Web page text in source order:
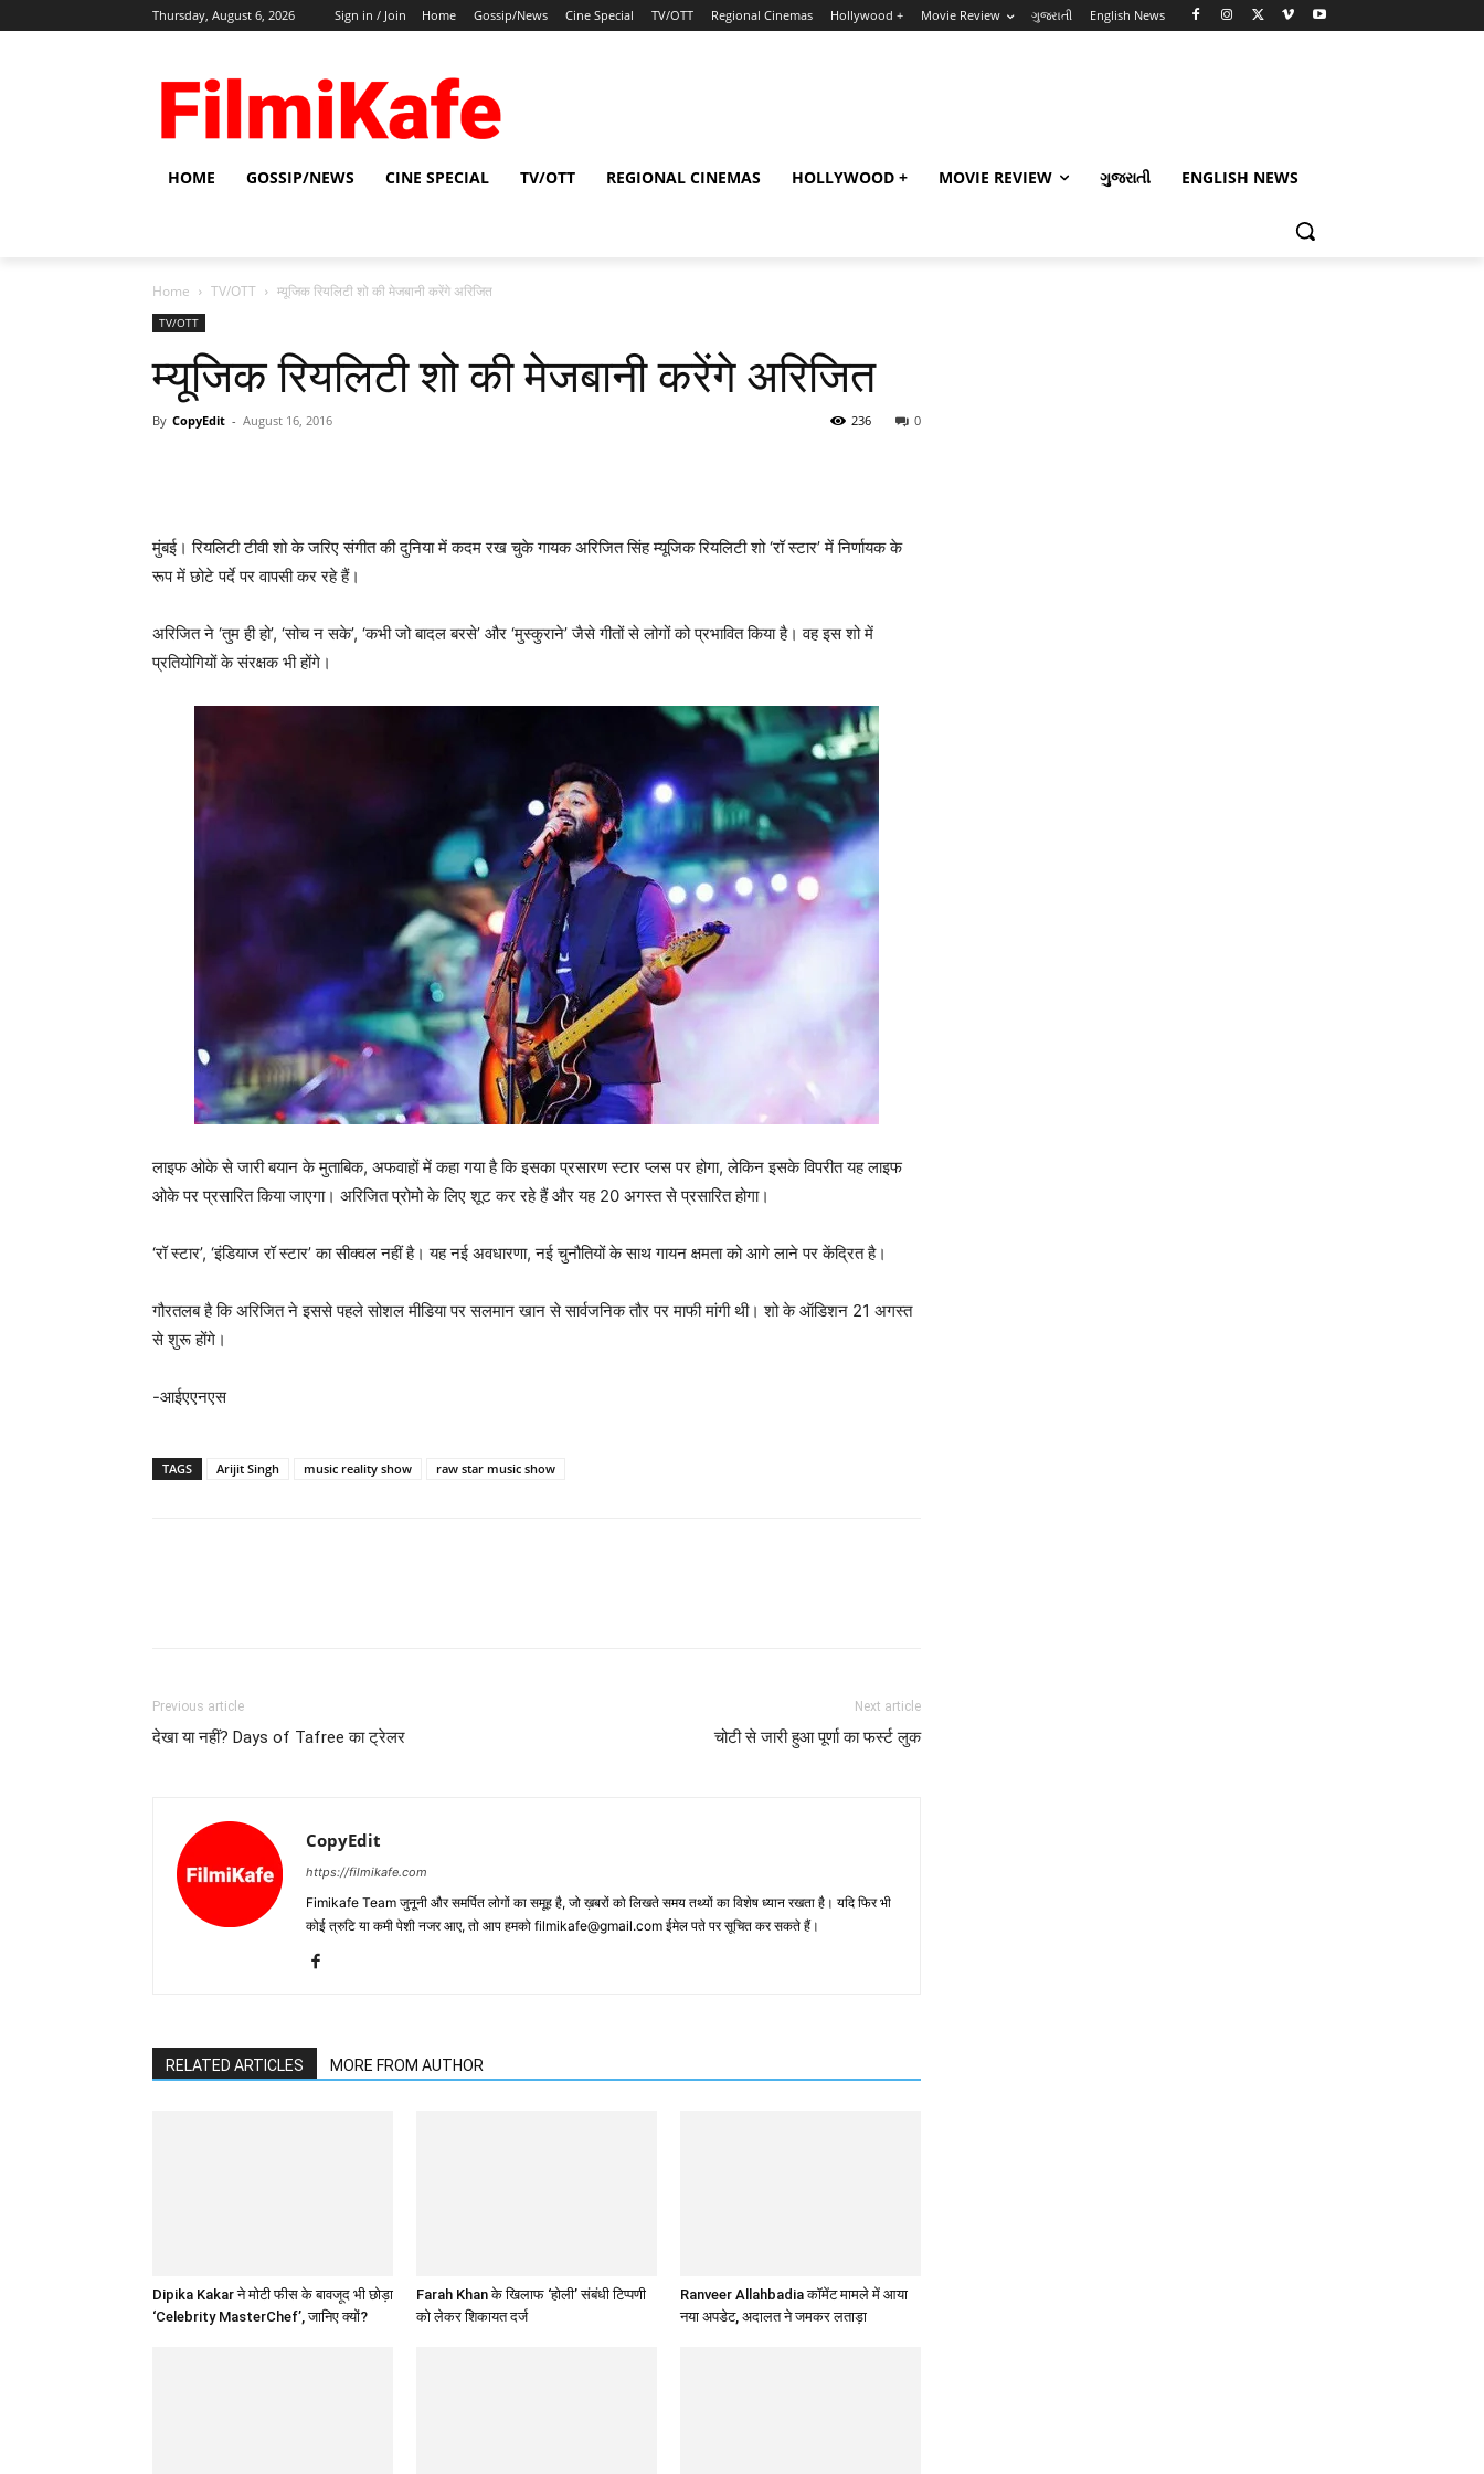
Thursday, August 6, 2026 Sign in / Join Home Gossip/News Cine Special TV/OTT Regional Cinemas Hollywood + Movie Review ગુજરાતી English News
HOME GOSSIP/NEWS CINE SPECIAL TV/OTT REGIONAL CINEMAS HOLLYWOOD + MOVIE REVIEW ગુજરાતી ENGLISH NEWS
Home TV/OTT म्यूजिक रियलिटी शो की मेजबानी करेंगे अरिजित
TV/OTT
म्यूजिक रियलिटी शो की मेजबानी करेंगे अरिजित
By CopyEdit - August 16, 2016 0
236
मुंबई। रियलिटी टीवी शो के जरिए संगीत की दुनिया में कदम रख चुके गायक अरिजित सिंह म्यूजिक रियलिटी शो ‘रॉ स्टार’ में निर्णायक के
रूप में छोटे पर्दे पर वापसी कर रहे हैं।
अरिजित ने ‘तुम ही हो’, ‘सोच न सके’, ‘कभी जो बादल बरसे’ और ‘मुस्कुराने’ जैसे गीतों से लोगों को प्रभावित किया है। वह इस शो में
प्रतियोगियों के संरक्षक भी होंगे।
लाइफ ओके से जारी बयान के मुताबिक, अफवाहों में कहा गया है कि इसका प्रसारण स्टार प्लस पर होगा, लेकिन इसके विपरीत यह लाइफ
ओके पर प्रसारित किया जाएगा। अरिजित प्रोमो के लिए शूट कर रहे हैं और यह 20 अगस्त से प्रसारित होगा।
‘रॉ स्टार’, ‘इंडियाज रॉ स्टार’ का सीक्वल नहीं है। यह नई अवधारणा, नई चुनौतियों के साथ गायन क्षमता को आगे लाने पर केंद्रित है।
गौरतलब है कि अरिजित ने इससे पहले सोशल मीडिया पर सलमान खान से सार्वजनिक तौर पर माफी मांगी थी। शो के ऑडिशन 21 अगस्त
से शुरू होंगे।
-आईएएनएस
TAGS Arijit Singh music reality show raw star music show
Previous article
देखा या नहीं? Days of Tafree का ट्रेलर
Next article
चोटी से जारी हुआ पूर्णा का फर्स्‍ट लुक
CopyEdit
https://filmikafe.com
Fimikafe Team जुनूनी और समर्पित लोगों का समूह है, जो ख़बरों को लिखते समय तथ्‍यों का विशेष ध्‍यान रखता है। यदि फिर भी
कोई त्रुटि या कमी पेशी नजर आए, तो आप हमको filmikafe@gmail.com ईमेल पते पर सूचित कर सकते हैं।
RELATED ARTICLES MORE FROM AUTHOR
Dipika Kakar ने मोटी फीस के बावजूद भी छोड़ा
‘Celebrity MasterChef’, जानिए क्यों?
Farah Khan के खिलाफ ‘होली’ संबंधी टिप्पणी
को लेकर शिकायत दर्ज
Ranveer Allahbadia कॉमेंट मामले में आया
नया अपडेट, अदालत ने जमकर लताड़ा